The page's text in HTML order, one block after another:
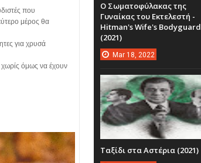
που
μέρος θα
για χρυσά
όμως να έχουν
Ο Σωματοφύλακας της
Γυναίκας του Εκτελεστή -
Hitman's Wife's Bodyguard
(2021)
Mar 18, 2022
Ταξίδι στα Αστέρια (2021)